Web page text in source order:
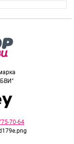
70-64